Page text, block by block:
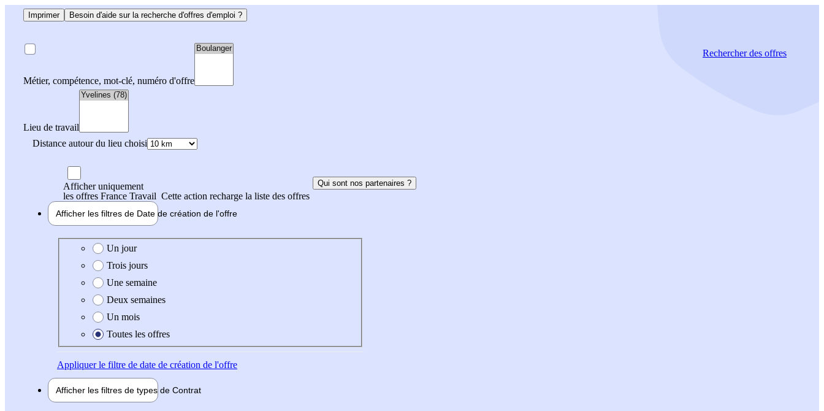
Imprimer Besoin d'aide sur la recherche d'offres d'emploi ?
Métier, compétence, mot-clé, numéro d'offre
Lieu de travail
Distance autour du lieu choisi
Rechercherdes offres
Afficher uniquement
les offres France Travail Cette action recharge la liste des offres
Qui sont nos partenaires ?
Afficher les filtres de Date de création de l'offre
Date de création de l'offre
Un jour
Trois jours
Une semaine
Deux semaines
Un mois
Toutes les offres
Appliquerle filtre de date de création de l'offre
Afficher les filtres de types de Contrat